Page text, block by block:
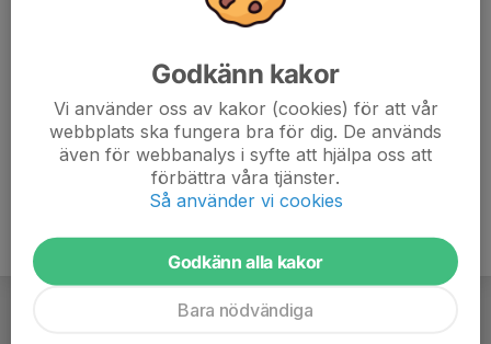
Godkänn kakor
Vi använder oss av kakor (cookies) för att vår
webbplats ska fungera bra för dig. De används
även för webbanalys i syfte att hjälpa oss att
förbättra våra tjänster.
Så använder vi cookies
Godkänn alla kakor
Bara nödvändiga